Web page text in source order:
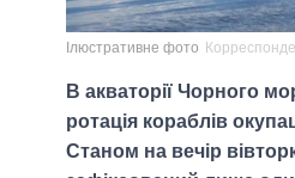
Ілюстративне фото
В акваторії Чорного
ротація кораблів
Станом на вечір